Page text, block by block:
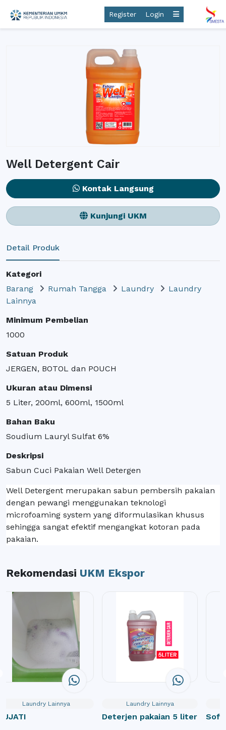
Register Login
Well Detergent Cair
Kontak Langsung
Kunjungi UKM
Detail Produk
Kategori
Barang
Rumah Tangga Laundry
Laundry
Lainnya
Minimum Pembelian
1000
Satuan Produk
JERGEN, BOTOL dan POUCH
Ukuran atau Dimensi
5 Liter, 200ml, 600ml, 1500ml
Bahan Baku
Soudium Lauryl Sulfat 6%
Deskripsi
Sabun Cuci Pakaian Well Detergen
Well Detergent merupakan sabun pembersih pakaian
dengan pewangi menggunakan teknologi
microfoaming system yang diformulasikan khusus
sehingga sangat efektif mengangkat kotoran pada
pakaian.
Rekomendasi UKM Ekspor
Laundry Lainnya Laundry Lainnya
Deterjen pakaian 5 liter